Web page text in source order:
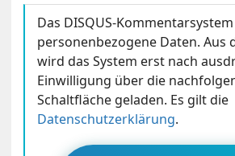
Das DISQUS-
personenbezogene Daten. Aus
wird das System erst nach
Einwilligung über die
Schaltfläche geladen. Es gilt die
Datenschutzerklärung.